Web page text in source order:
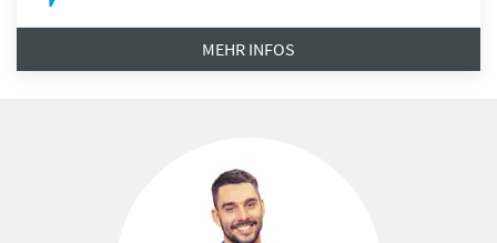
MEHR INFOS